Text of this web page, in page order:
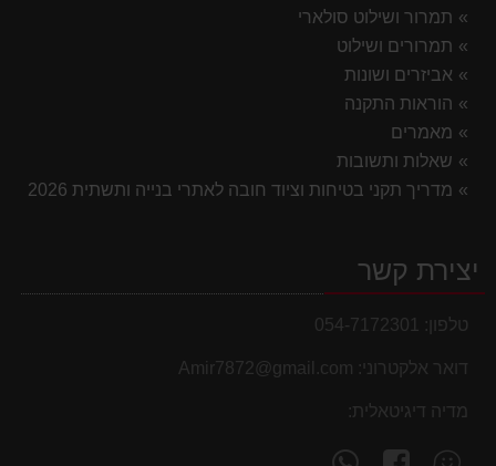
תמרור ושילוט סולארי
תמרורים ושילוט
אביזרים ושונות
הוראות התקנה
מאמרים
שאלות ותשובות
מדריך תקני בטיחות וציוד חובה לאתרי בנייה ותשתית 2026
יצירת קשר
טלפון: 054-7172301
דואר אלקטרוני: Amir7872@gmail.com
מדיה דיגיטאלית:
מצא
עקוב